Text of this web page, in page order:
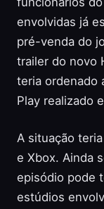
envolvidas já
pré-venda do
trailer do novo
teria ordenado
Play realizado
A situação
e Xbox. Ainda
episódio pode
estúdios